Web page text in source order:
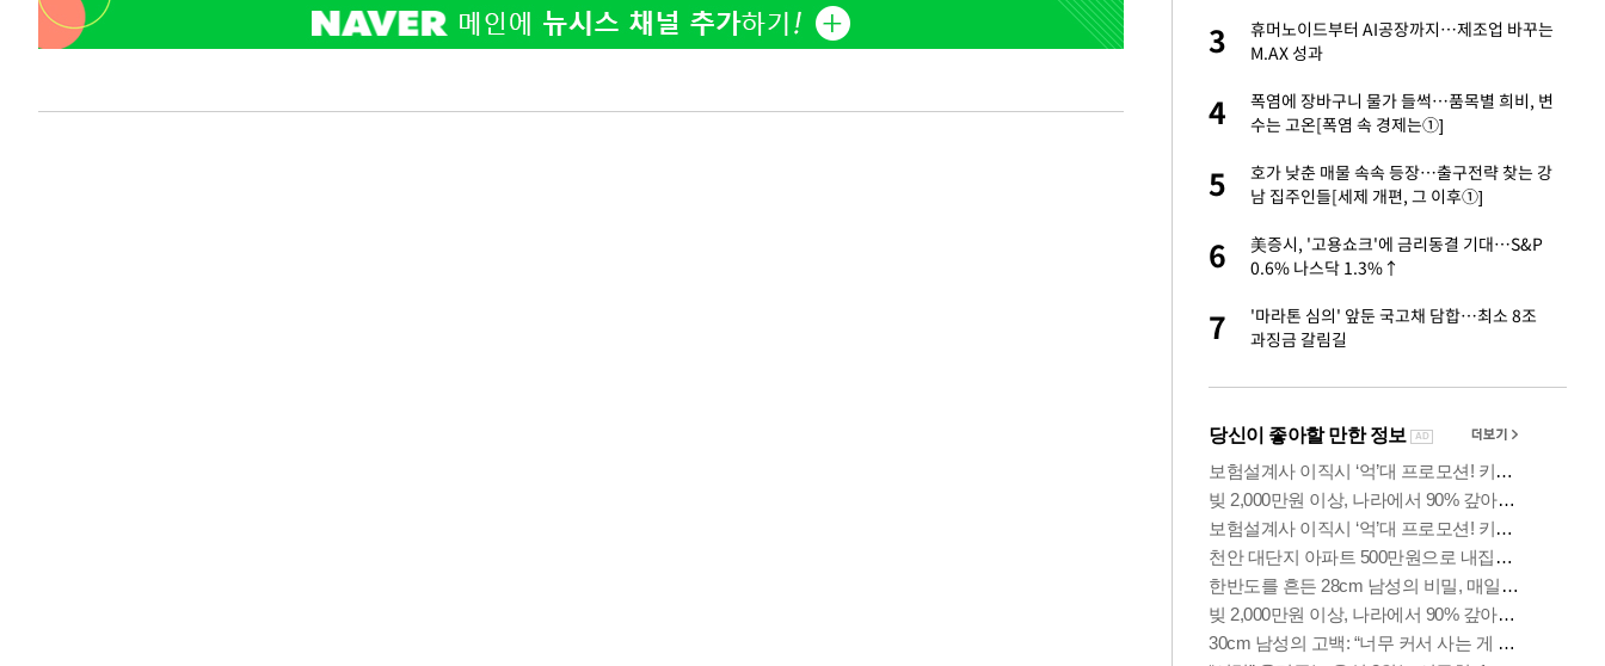
3
[속보]뉴욕증시 상승 마감…S&P 0.6% 나스
닥 1.3%↑
4
3
휴머노이드부터 AI공장까지…제조업 바꾸는
M.AX 성과
4
폭염에 장바구니 물가 들썩…품목별 희비, 변
수는 고온[폭염 속 경제는①]
5
호가 낮춘 매물 속속 등장…출구전략 찾는 강
남 집주인들[세제 개편, 그 이후①]
6
美증시, '고용쇼크'에 금리동결 기대…S&P
0.6% 나스닥 1.3%↑
7
'마라톤 심의' 앞둔 국고채 담합…최소 8조
과징금 갈림길